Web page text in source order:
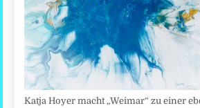
Katja Hoyer macht „Weimar“ zu einer